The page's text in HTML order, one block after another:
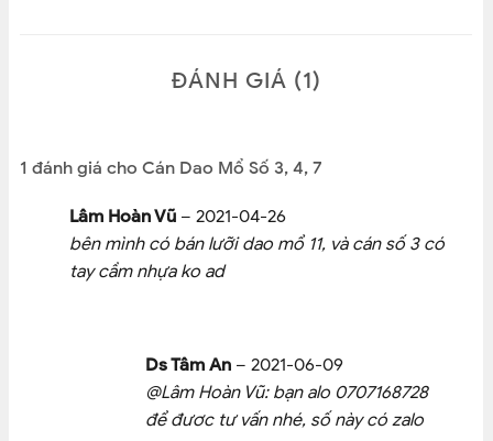
ĐÁNH GIÁ (1)
1 đánh giá cho Cán Dao Mổ Số 3, 4, 7
Lâm Hoàn Vũ – 2021-04-26
bên mình có bán lưỡi dao mổ 11, và cán số 3 có
tay cầm nhựa ko ad
Ds Tâm An – 2021-06-09
@Lâm Hoàn Vũ: bạn alo 0707168728
để đươc tư vấn nhé, số này có zalo